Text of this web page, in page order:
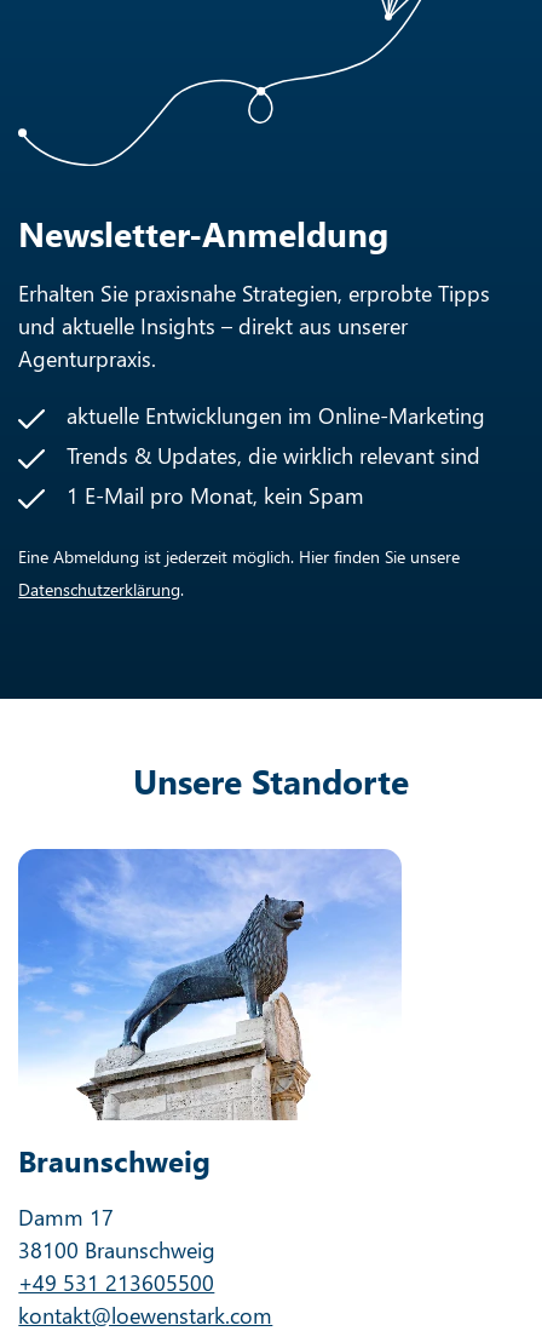
Newsletter-Anmeldung
Erhalten Sie praxisnahe Strategien, erprobte Tipps
und aktuelle Insights – direkt aus unserer
Agenturpraxis.
aktuelle Entwicklungen im Online-Marketing
Trends & Updates, die wirklich relevant sind
1 E-Mail pro Monat, kein Spam
Eine Abmeldung ist jederzeit möglich. Hier finden Sie unsere
Datenschutzerklärung.
Unsere Standorte
Braunschweig
Damm 17
38100 Braunschweig
+49 531 213605500
kontakt@loewenstark.com